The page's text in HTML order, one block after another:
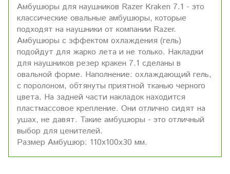
Амбушюры для наушников Razer Kraken 7.1 - это
классические овальные амбушюры, которые
подходят на наушники от компании Razer.
Амбушюры с эффектом охлаждения (гель)
подойдут для жарко лета и не только. Накладки
для наушников резер кракен 7.1 сделаны в
овальной форме. Наполнение: охлаждающий гель,
с поролоном, обтянуты приятной тканью черного
цвета. На задней части накладок находится
пластмассовое крепление. Они отлично сидят на
ушах, не давят. Такие амбушюры - это отличный
выбор для ценителей.
Размер Амбушюр: 110х100х30 мм.